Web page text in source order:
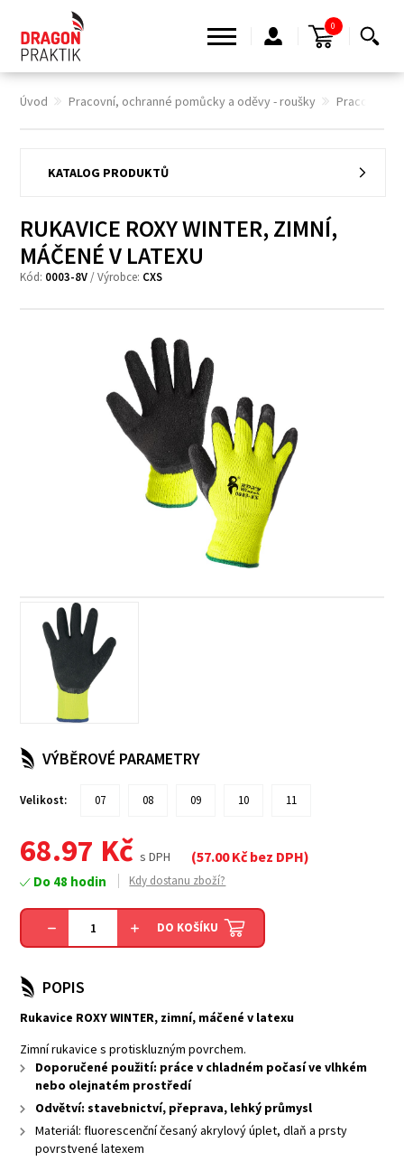
Úvod Pracovní, ochranné pomůcky a oděvy - roušky Pracovní
KATALOG PRODUKTŮ
RUKAVICE ROXY WINTER, ZIMNÍ,
MÁČENÉ V LATEXU
Kód: 0003-8V/ Výrobce: CXS
VÝBĚROVÉ PARAMETRY
Velikost: 07 08 09 10 11
68.97 Kčs DPH (57.00Kč bez DPH)
Do 48 hodin Kdy dostanu zboží?
DO KOŠÍKU
POPIS
Rukavice ROXY WINTER, zimní, máčené v latexu
Zimní rukavice s protiskluzným povrchem.
Doporučené použití: práce v chladném počasí ve vlhkém
nebo olejnatém prostředí
Odvětví: stavebnictví, přeprava, lehký průmysl
Materiál: fluorescenční česaný akrylový úplet, dlaň a prsty
povrstvené latexem
0